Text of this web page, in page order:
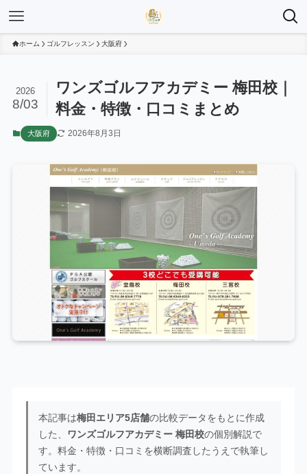
ホーム ゴルフレッスン 大阪府
ワンズゴルフアカデミー 梅田校｜
料金・特徴・口コミまとめ
2026
8/03
大阪府 2026年8月3日
本記事は梅田エリア5店舗の比較データをもとに作成
した、
ワンズゴルフアカデミー 梅田校の個別解説で
す。料金・特徴・口コミを横断調査したうえで執筆し
ています。